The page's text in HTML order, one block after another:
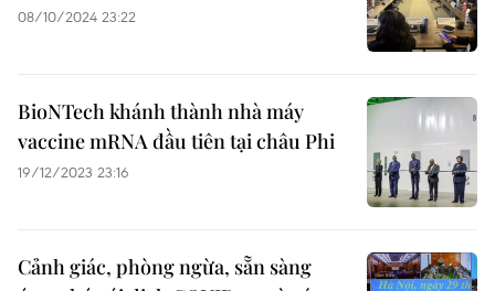
08/10/2024 23:22
BioNTech khánh thành nhà máy
vaccine mRNA đầu tiên tại châu Phi
19/12/2023 23:16
Cảnh giác, phòng ngừa, sẵn sàng